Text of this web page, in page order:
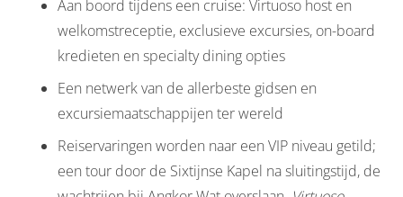
Aan boord tijdens een cruise: Virtuoso host en
welkomstreceptie, exclusieve excursies, on-board
kredieten en specialty dining opties
Een netwerk van de allerbeste gidsen en
excursiemaatschappijen ter wereld
Reiservaringen worden naar een VIP niveau getild;
een tour door de Sixtijnse Kapel na sluitingstijd, de